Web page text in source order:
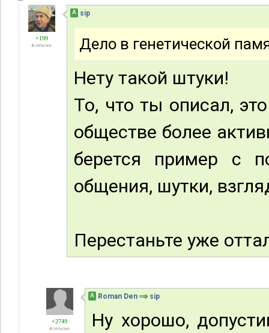
+199
В отпуске
А sip
Дело в генетической
Нету такой штуки!
То, что ты описал,
обществе более
берется пример с
общения, шутки,
Перестаньте уже
+2749
В отпуске
А Roman Den sip
Ну хорошо,